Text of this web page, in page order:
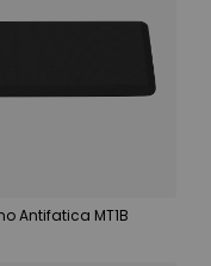
Antifatica MT1B